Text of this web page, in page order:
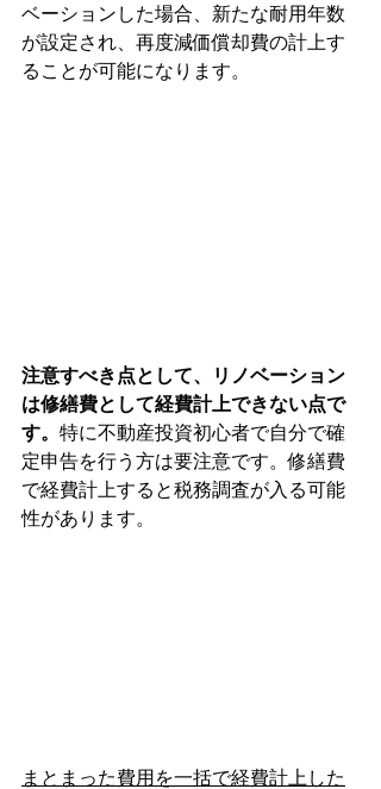
ベーションした場合、新たな耐用年数
が設定され、再度減価償却費の計上す
ることが可能になります。
注意すべき点として、リノベーション
は修繕費として経費計上できない点で
す。 特に不動産投資初心者で自分で確
定申告を行う方は要注意です。修繕費
で経費計上すると税務調査が入る可能
性があります。
まとまった費用を一括で経費計上した